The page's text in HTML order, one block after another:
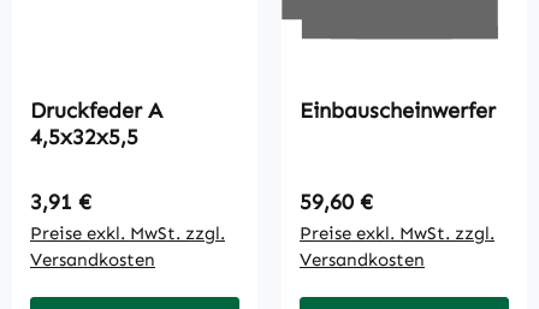
Druckfeder A
4,5x32x5,5
Regulärer Preis:
3,91 €
Preise exkl. MwSt. zzgl.
Versandkosten
Einbauscheinwerfer
Regulärer Preis:
59,60 €
Preise exkl. MwSt. zzgl.
Versandkosten